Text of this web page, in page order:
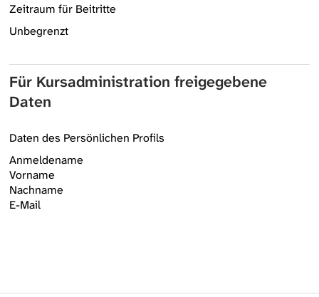
Zeitraum für Beitritte
Unbegrenzt
Für Kursadministration freigegebene
Daten
Daten des Persönlichen Profils
Anmeldename
Vorname
Nachname
E-Mail